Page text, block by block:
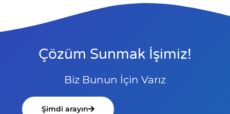
Çözüm Sunmak İşimiz!
Biz Bunun İçin Varız
Şimdi arayın